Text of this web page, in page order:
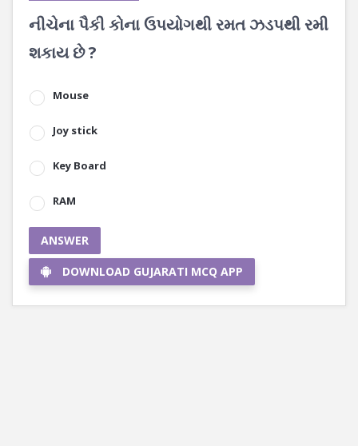
નીચેના પૈકી કોના ઉપયોગથી રમત ઝડપથી રમી
શકાય છે ?
Mouse
Joy stick
Key Board
RAM
ANSWER
DOWNLOAD GUJARATI MCQ APP